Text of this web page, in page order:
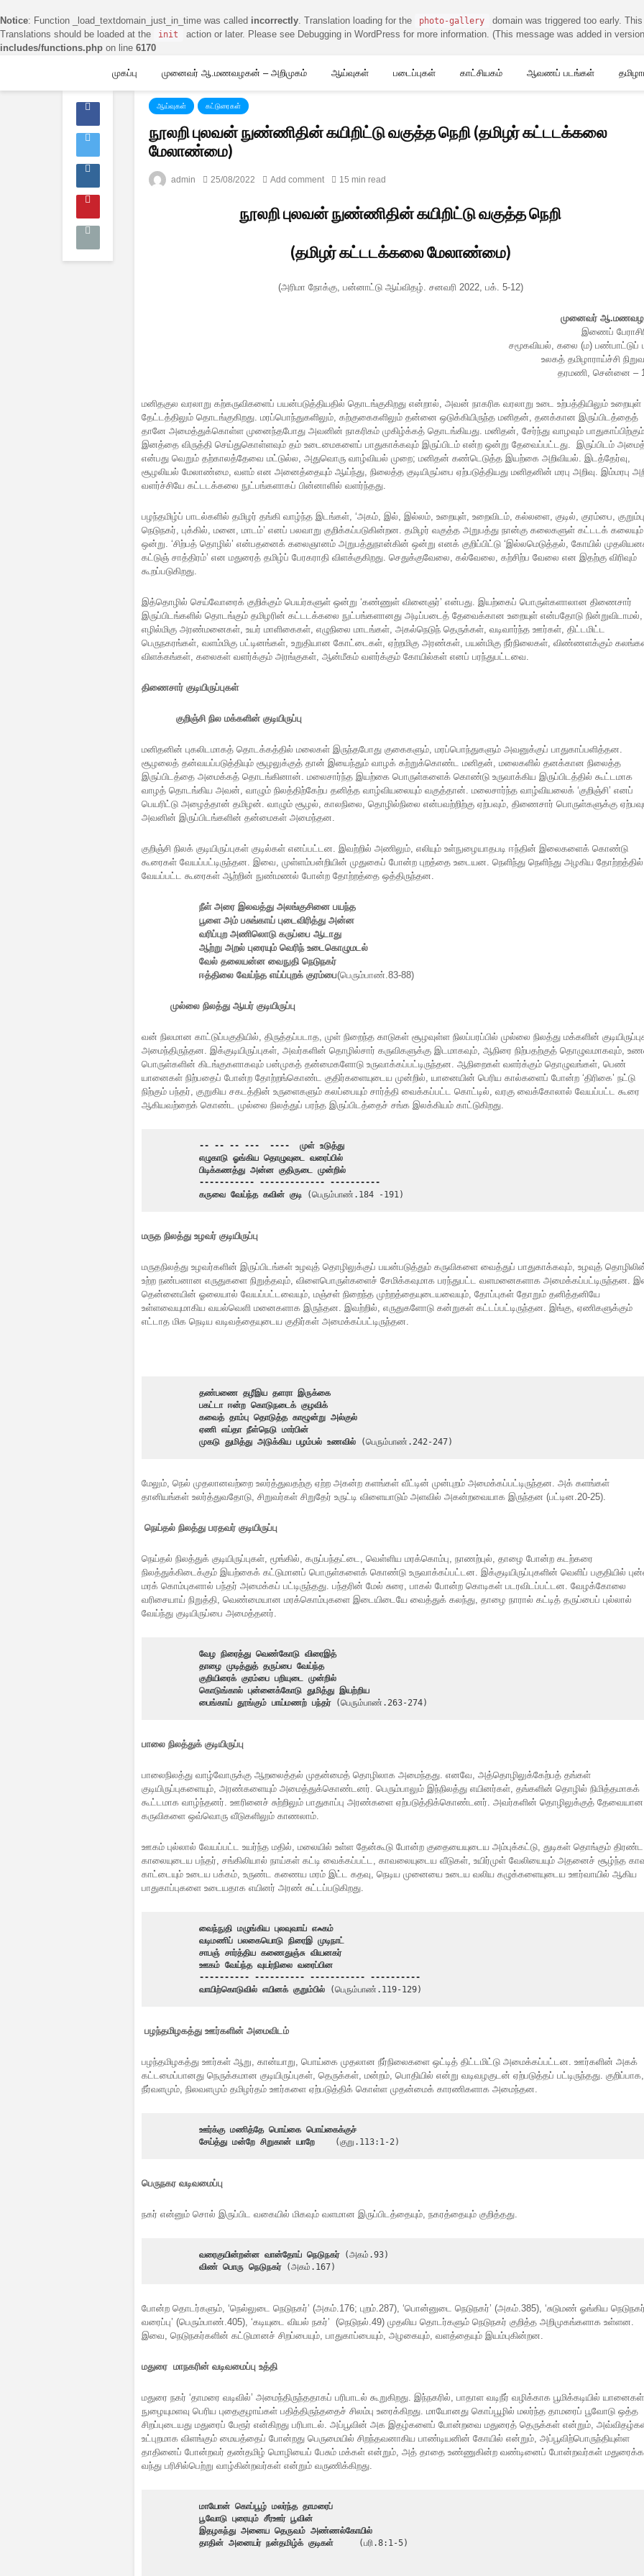
Notice: Function _load_textdomain_just_in_time was called incorrectly. Translation loading for the photo-gallery
domain was triggered too early.
Translations should be loaded at the
init action or later. Please see Debugging in WordPress for more information. (This message was added in
includes/functions.php on line 6170
முகப்பு முனைவர் ஆ.மணவழகன் – அறிமுகம் ஆய்வுகள் படைப்புகள் காட்சியகம் ஆவணப் படங்கள்
ஆய்வுகள் கட்டுரைகள்
நூலறி புலவன் நுண்ணிதின் கயிறிட்டு வகுத்த நெறி (தமிழர் கட்டடக்கலை
மேலாண்மை)
admin 25/08/2022 Add comment 15 min read
நூலறி புலவன் நுண்ணிதின் கயிறிட்டு வகுத்த நெறி
(தமிழர் கட்டடக்கலை மேலாண்மை)
(அரிமா நோக்கு, பன்னாட்டு ஆய்விதழ். சனவரி 2022, பக். 5-12)
முனைவர்
இணைப்
சமூகவியல், கலை (ம) பண்பாட்டுப்
உலகத் தமிழாராய்ச்சி
தரமணி, சென்னை –
மனிதகுல வரலாறு கற்கருவிகளைப் பயன்படுத்தியதில் தொடங்குகிறது என்றால், அவன் நாகரிக வரலாறு உடை உற்பத்தியிலும் உறையுள்
தேட்டத்திலும் தொடங்குகிறது. மரப்பொந்துகளிலும், கற்குகைகளிலும் தன்னை ஒடுக்கியிருந்த மனிதன், தனக்கான இருப்பிடத்தைத்
தானே அமைத்துக்கொள்ள முனைந்தபோது அவனின் நாகரிகம் முகிழ்க்கத் தொடங்கியது. மனிதன், சேர்ந்து வாழவும் பாதுகாப்பிற்கும்
இனத்தை விருத்தி செய்துகொள்ளவும் தம் உடைமைகளைப் பாதுகாக்கவும் இருப்பிடம் என்ற ஒன்று தேவைப்பட்டது. இருப்பிடம்
என்பது வெறும் தற்காலத்தேவை மட்டுல்ல, அதுவொரு வாழ்வியல் முறை; மனிதன் கண்டெடுத்த இயற்கை அறிவியல். இடத்தேர்வு,
சூழலியல் மேலாண்மை, வளம் என அனைத்தையும் ஆய்ந்து, நிலைத்த குடியிருப்பை ஏற்படுத்தியது மனிதனின் மரபு அறிவு. இம்மரபு
வளர்ச்சியே கட்டடக்கலை நுட்பங்களாகப் பின்னாளில் வளர்ந்தது.
பழந்தமிழ்ப் பாடல்களில் தமிழர் தங்கி வாழ்ந்த இடங்கள், ‘அகம், இல், இல்லம், உறையுள், உறைவிடம், கல்லளை, குடில், குரம்பை,
நெடுநகர், புக்கில், மனை, மாடம்’ எனப் பலவாறு குறிக்கப்படுகின்றன. தமிழர் வகுத்த அறுபத்து நான்கு கலைகளுள் கட்டடக் கலையும்
ஒன்று. ‘சிற்பத் தொழில்’ என்பதனைக் கலைஞானம் அறுபத்துநான்கின் ஒன்று எனக் குறிப்பிட்டு ‘இல்லமெடுத்தல், கோயில்
கட்டுஞ் சாத்திரம்’ என மதுரைத் தமிழ்ப் பேரகராதி விளக்குகிறது. செதுக்குவேலை, கல்வேலை, கற்சிற்ப வேலை என இதற்கு விரிவும்
கூறப்படுகிறது.
இத்தொழில் செய்வோரைக் குறிக்கும் பெயர்களுள் ஒன்று ‘கண்ணுள் வினைஞர்’ என்பது. இயற்கைப் பொருள்களாலான திணைசார்
இருப்பிடங்களில் தொடங்கும் தமிழரின் கட்டடக்கலை நுட்பங்களானது அடிப்படைத் தேவைக்கான உறையுள் என்பதோடு நின்றுவிடாமல்,
எழில்மிகு அரண்மனைகள், உயர் மாளிகைகள், எழுநிலை மாடங்கள், அகல்நெடுந் தெருக்கள், வடிவார்ந்த ஊர்கள், திட்டமிட்ட
பெருநகரங்கள், வளம்மிகு பட்டினங்கள், உறுதியான கோட்டைகள், ஏற்றமிகு அரண்கள், பயன்மிகு நீர்நிலைகள், விண்ணளக்கும்
விளக்கங்கள், கலைகள் வளர்க்கும் அரங்குகள், ஆன்மீகம் வளர்க்கும் கோயில்கள் எனப் பரந்துபட்டவை.
திணைசார் குடியிருப்புகள்
குறிஞ்சி நில மக்களின் குடியிருப்பு
மனிதனின் புகலிடமாகத் தொடக்கத்தில் மலைகள் இருந்தபோது குகைகளும், மரப்பொந்துகளும் அவனுக்குப் பாதுகாப்பளித்தன.
சூழலைத் தன்வயப்படுத்தியும் சூழலுக்குத் தான் இயைந்தும் வாழக் கற்றுக்கொண்ட மனிதன், மலைகளில் தனக்கான நிலைத்த
இருப்பிடத்தை அமைக்கத் தொடங்கினான். மலைசார்ந்த இயற்கை பொருள்களைக் கொண்டு உருவாக்கிய இருப்பிடத்தில் கூட்டமாக
வாழத் தொடங்கிய அவன், வாழும் நிலத்திற்கேற்ப தனித்த வாழ்வியலையும் வகுத்தான். மலைசார்ந்த வாழ்வியலைக் ‘குறிஞ்சி’ எனப்
பெயரிட்டு அழைத்தான் தமிழன். வாழும் சூழல், காலநிலை, தொழில்நிலை என்பவற்றிற்கு ஏற்பவும், திணைசார் பொருள்களுக்கு
அவனின் இருப்பிடங்களின் தன்மைகள் அமைந்தன.
குறிஞ்சி நிலக் குடியிருப்புகள் குடில்கள் எனப்பட்டன. இவற்றில் அணிலும், எலியும் உள்நுழையாதபடி ஈந்தின் இலைகளைக் கொண்டு
கூரைகள் வேயப்பட்டிருந்தன. இவை, முள்ளம்பன்றியின் முதுகைப் போன்ற புறத்தை உடையன. நெளிந்து நெளிந்து அழகிய தோற்றத்தில்
வேயப்பட்ட கூரைகள் ஆற்றின் நுண்மணல் போன்ற தோற்றத்தை ஒத்திருந்தன.
நீள் அரை இலவத்து அலங்குசினை பயந்த
பூளை அம் பசுங்காய் புடைவிரித்து அன்ன
வரிப்புற அணிலொடு கருப்பை ஆடாது
ஆற்று அறல் புரையும் வெரிந் உடைகொழுமடல்
வேல் தலையன்ன வைநுதி நெடுநகர்
ஈத்திலை வேய்ந்த எய்ப்புறக் குரம்பை(பெரும்பாண்.83-88)
முல்லை நிலத்து ஆயர் குடியிருப்பு
வன் நிலமான காட்டுப்பகுதியில், திருத்தப்படாத, முள் நிறைந்த காடுகள் சூழவுள்ள நிலப்பரப்பில் முல்லை நிலத்து மக்களின்
அமைந்திருந்தன. இக்குடியிருப்புகள், அவர்களின் தொழில்சார் கருவிகளுக்கு இடமாகவும், ஆநிரை நிற்பதற்குத் தொழுவமாகவும்,
பொருள்களின் கிடங்குகளாகவும் பன்முகத் தன்மைகளோடு உருவாக்கப்பட்டிருந்தன. ஆநிறைகள் வளர்க்கும் தொழுவங்கள், பெண்
யானைகள் நிற்பதைப் போன்ற தோற்றங்கொண்ட குதிர்களையுடைய முன்றில், யானையின் பெரிய கால்களைப் போன்ற ‘திரிகை’ நட்டு
நிற்கும் பந்தர், குறுகிய சகடத்தின் உருளைகளும் கலப்பையும் சார்த்தி வைக்கப்பட்ட கொட்டில், வரகு வைக்கோலால் வேயப்பட்ட கூரை
ஆகியவற்றைக் கொண்ட முல்லை நிலத்துப் பரந்த இருப்பிடத்தைச் சங்க இலக்கியம் காட்டுகிறது.
-- -- -- ---  ---- முள் உடுத்து
எழுகாடு ஓங்கிய தொழுவுடை வரைப்பில்
பிடிக்கணத்து அன்ன குதிருடை முன்றில்
----------- ------------- ----------
கருவை வேய்ந்த கவின் குடி (பெரும்பாண்.184 -191)
மருத நிலத்து உழவர் குடியிருப்பு
மருதநிலத்து உழவர்களின் இருப்பிடங்கள் உழவுத் தொழிலுக்குப் பயன்படுத்தும் கருவிகளை வைத்துப் பாதுகாக்கவும், உழவுத்
உற்ற நண்பனான எருதுகளை நிறுத்தவும், விளைபொருள்களைச் சேமிக்கவுமாக பரந்துபட்ட வளமனைகளாக அமைக்கப்பட்டிருந்தன.
தென்னையின் ஓலையால் வேயப்பட்டவையும், மஞ்சள் நிறைந்த முற்றத்தையுடையவையும், தோப்புகள் தோறும் தனித்தனியே
உள்ளவையுமாகிய வயல்வெளி மனைகளாக இருந்தன. இவற்றில், எருதுகளோடு கன்றுகள் கட்டப்பட்டிருந்தன. இங்கு, ஏணிகளுக்கும்
எட்டாத மிக நெடிய வடிவத்தையுடைய குதிர்கள் அமைக்கப்பட்டிருந்தன.
தண்பணை தழீஇய தளரா இருக்கை
பகட்டா ஈன்ற கொடுநடைக் குழவிக்
கவைத் தாம்பு தொடுத்த காழூன்று அல்குல்
ஏணி எய்தா நீள்நெடு மார்பின்
முகடு துமித்து அடுக்கிய பழம்பல் உணவில் (பெரும்பாண்.242-247)
மேலும், நெல் முதலானவற்றை உலர்த்துவதற்கு ஏற்ற அகன்ற களங்கள் வீட்டின் முன்புறம் அமைக்கப்பட்டிருந்தன. அக் களங்கள்
தானியங்கள் உலர்த்துவதோடு, சிறுவர்கள் சிறுதேர் உருட்டி விளையாடும் அளவில் அகன்றவையாக இருந்தன (பட்டின.20-25).
நெய்தல் நிலத்து பரதவர் குடியிருப்பு
நெய்தல் நிலத்துக் குடியிருப்புகள், மூங்கில், கருப்பந்தட்டை, வெள்ளிய மரக்கொம்பு, நாணற்புல், தாழை போன்ற கடற்கரை
நிலத்துக்கிடைக்கும் இயற்கைக் கட்டுமானப் பொருள்களைக் கொண்டு உருவாக்கப்பட்டன. இக்குடியிருப்புகளின் வெளிப் பகுதியில்
மரக் கொம்புகளால் பந்தர் அமைக்கப் பட்டிருந்தது. பந்தரின் மேல் சுரை, பாகல் போன்ற கொடிகள் படரவிடப்பட்டன. வேழக்கோலை
வரிசையாய் நிறுத்தி, வெண்மையான மரக்கொம்புகளை இடையிடையே வைத்துக் கலந்து, தாழை நாரால் கட்டித் தருப்பைப் புல்லால்
வேய்ந்து குடியிருப்பை அமைத்தனர்.
வேழ நிரைத்து வெண்கோடு விரைஇத்
தாழை முடித்துத் தருப்பை வேய்ந்த
குறியிரைக் குரம்பை பறியுடை முன்றில்
கொடுங்கால் புன்னைக்கோடு துமித்து இயற்றிய
பைங்காய் தூங்கும் பாய்மணற் பந்தர் (பெரும்பாண்.263-274)
பாலை நிலத்துக் குடியிருப்பு
பாலைநிலத்து வாழ்வோருக்கு ஆறலைத்தல் முதன்மைத் தொழிலாக அமைந்தது. எனவே, அத்தொழிலுக்கேற்பத் தங்கள்
குடியிருப்புகளையும், அரண்களையும் அமைத்துக்கொண்டனர். பெரும்பாலும் இந்நிலத்து எயினர்கள், தங்களின் தொழில் நிமித்தமாகக்
கூட்டமாக வாழ்ந்தனர். ஊரினைச் சுற்றிலும் பாதுகாப்பு அரண்களை ஏற்படுத்திக்கொண்டனர். அவர்களின் தொழிலுக்குத் தேவையான
கருவிகளை ஒவ்வொரு வீடுகளிலும் காணலாம்.
ஊகம் புல்லால் வேயப்பட்ட உயர்ந்த மதில், மலையில் உள்ள தேன்கூடு போன்ற குதையையுடைய அம்புக்கட்டு, துடிகள் தொங்கும் திரண்ட
காலையுடைய பந்தர், சங்கிலியால் நாய்கள் கட்டி வைக்கப்பட்ட, காவலையுடைய வீடுகள், உயிர்முள் வேலியையும் அதனைச் சூழ்ந்த
காட்டையும் உடைய பக்கம், உருண்ட கணைய மரம் இட்ட கதவு, நெடிய முனையை உடைய வலிய கழுக்களையுடைய ஊர்வாயில் ஆகிய
பாதுகாப்புகளை உடையதாக எயினர் அரண் சுட்டப்படுகிறது.
வைந்நுதி மழுங்கிய புலவுவாய் எஃகம்
வடிமணிப் பலகையொடு நிரைஇ முடிநாட்
சாபஞ் சார்த்திய கணைதுஞ்சு வியனகர்
ஊகம் வேய்ந்த வுயர்நிலை வரைப்பின
---------- ---------- ----------- ----------
வாயிற்கொடுவில் எயினக் குறும்பில் (பெரும்பாண்.119-129)
பழந்தமிழகத்து ஊர்களின் அமைவிடம்
பழந்தமிழகத்து ஊர்கள் ஆறு, கான்யாறு, பொய்கை முதலான நீர்நிலைகளை ஒட்டித் திட்டமிட்டு அமைக்கப்பட்டன. ஊர்களின் அகக்
கட்டமைப்பானது நெருக்கமான குடியிருப்புகள், தெருக்கள், மன்றம், பொதியில் என்று வடிவழகுடன் ஏற்படுத்தப் பட்டிருந்தது. குறிப்பாக,
நீர்வளமும், நிலவளமும் தமிழர்தம் ஊர்களை ஏற்படுத்திக் கொள்ள முதன்மைக் காரணிகளாக அமைந்தன.
ஊர்க்கு மணித்தே பொய்கை பொய்கைக்குச்
சேய்த்து மன்றே சிறுகான் யாறே (குறு.113:1-2)
பெருநகர வடிவமைப்பு
நகர் என்னும் சொல் இருப்பிட வகையில் மிகவும் வளமான இருப்பிடத்தையும், நகரத்தையும் குறித்தது.
வரைகுயின்றன்ன வான்தோய் நெடுநகர்
விண் பொரு நெடுநகர் (அகம்.167)
போன்ற தொடர்களும், ‘நெல்லுடை நெடுநகர்’ (அகம்.176; புறம்.287), ‘பொன்னுடை நெடுநகர்’ (அகம்.385), ‘சுடுமண் ஓங்கிய
வரைப்பு’ (பெரும்பாண்.405), ‘கடியுடை வியல் நகர்’ (நெடுநல்.49) முதலிய தொடர்களும் நெடுநகர் குறித்த அறிமுகங்களாக உள்ளன.
இவை, நெடுநகர்களின் கட்டுமானச் சிறப்பையும், பாதுகாப்பையும், அழகையும், வளத்தையும் இயம்புகின்றன.
மதுரை மாநகரின் வடிவமைப்பு உத்தி
மதுரை நகர் ‘தாமரை வடிவில்’ அமைந்திருந்ததாகப் பரிபாடல் கூறுகிறது. இந்நகரில், பாதாள வடிநீர் வழிக்காக பூமிக்கடியில் யானைகள்
நுழையுமளவு பெரிய புதைகுழாய்கள் பதித்திருந்ததைச் சிலம்பு உரைக்கிறது. மாயோனது கொப்பூழில் மலர்ந்த தாமரைப் பூவோடு ஒத்த
சிறப்புடையது மதுரைப் பேரூர் என்கிறது பரிபாடல். அப்பூவின் அக இதழ்களைப் போன்றவை மதுரைத் தெருக்கள் என்றும்,
உட்புறமாக விளங்கும் மையத்தைப் போன்றது பெருமையில் சிறந்தவனாகிய பாண்டியனின் கோயில் என்றும், அப்பூவிற்பொருந்தியுள்ள
தாதினைப் போன்றவர் தண்தமிழ் மொழியைப் பேசும் மக்கள் என்றும், அத் தாதை உண்ணுகின்ற வண்டினைப் போன்றவர்கள்
வந்து பரிசில்பெற்று வாழ்கின்றவர்கள் என்றும் வருணிக்கிறது.
மாயோன் கொப்பூழ் மலர்ந்த தாமரைப்
பூவோடு புரையும் சீர்ஊர் பூவின்
இதழகந்து அனைய தெருவம் அண்ணல்கோயில்
தாதின் அனையர் நன்தமிழ்க் குடிகள்
(பரி.8:1-5)